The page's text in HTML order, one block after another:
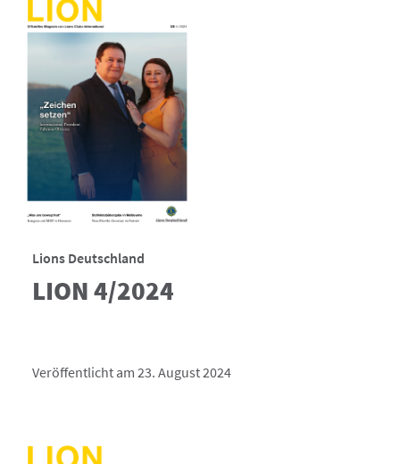
Lions Deutschland
LION 4/2024
Veröffentlicht am 23. August 2024